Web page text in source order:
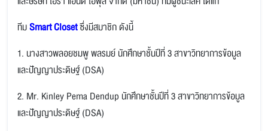
ทีมSmart Closetซึ่งมีสมาชิก ดังนี้
1. นางสาวพลอยชมพู พลรมย์ นักศึกษาชั้นปีที่ 3 สาขาวิทยาการข้อมูล
และปัญญาประดิษฐ์ (DSA)
2. Mr. Kinley Pema Dendup นักศึกษาชั้นปีที่ 3 สาขาวิทยาการข้อมูล
และปัญญาประดิษฐ์ (DSA)